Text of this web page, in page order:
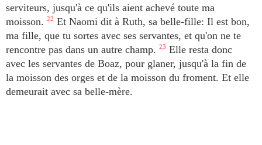
serviteurs, jusqu'à ce qu'ils aient achevé toute ma
moisson. 22 Et Naomi dit à Ruth, sa belle-fille: Il est bon,
ma fille, que tu sortes avec ses servantes, et qu'on ne te
rencontre pas dans un autre champ. 23 Elle resta donc
avec les servantes de Boaz, pour glaner, jusqu'à la fin de
la moisson des orges et de la moisson du froment. Et elle
demeurait avec sa belle-mère.